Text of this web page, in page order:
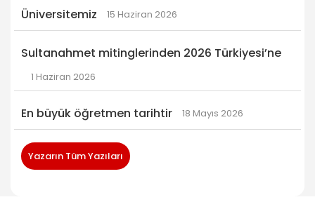
Üniversitemiz 15 Haziran 2026
Sultanahmet mitinglerinden 2026 Türkiyesi’ne
1 Haziran 2026
En büyük öğretmen tarihtir 18 Mayıs 2026
Yazarın Tüm Yazıları